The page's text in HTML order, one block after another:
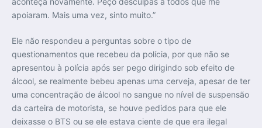
apoiaram. Mais uma vez, sinto muito.”
Ele não respondeu a perguntas sobre o tipo de
questionamentos que recebeu da polícia, por que não se
apresentou à polícia após ser pego dirigindo sob efeito de
álcool, se realmente bebeu apenas uma cerveja, apesar de ter
uma concentração de álcool no sangue no nível de suspensão
da carteira de motorista, se houve pedidos para que ele
deixasse o BTS ou se ele estava ciente de que era ilegal